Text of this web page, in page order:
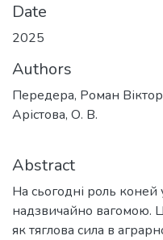
Date
2025
Authors
Передера, Роман
Арістова, О. В.
Abstract
На сьогодні роль
надзвичайно вагомою.
як тяглова сила в